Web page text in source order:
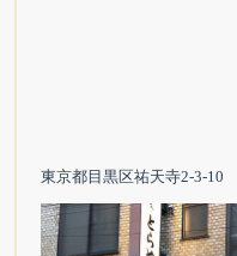
東京都目黒区祐天寺2-3-10